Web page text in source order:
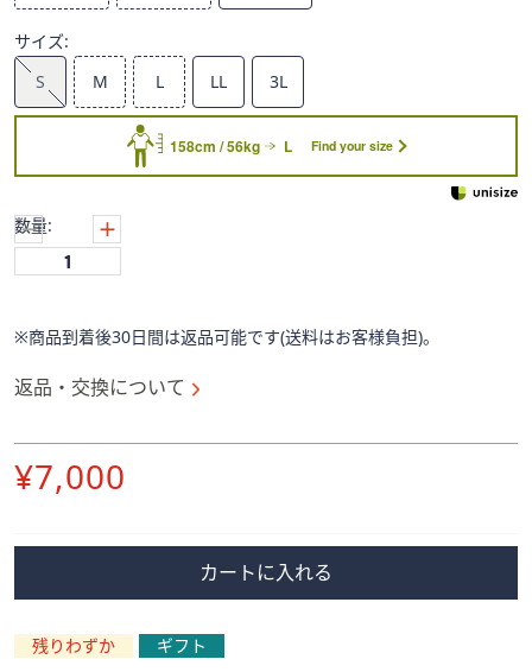
し
て
閲
覧
ま
す。
サイズ:
S
M L LL 3L
158cm / 56kg L Find your size
数量:
※商品到着後30日間は返品可能です(送料はお客様負担)。
返品・交換について
削
¥7,000
カートに入れる
残りわずか ギフト